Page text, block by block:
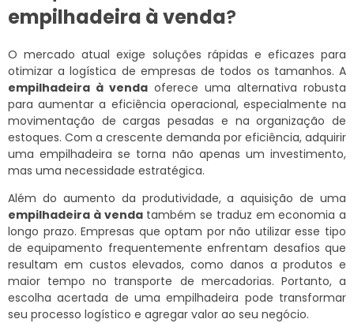
empilhadeira à venda?
O mercado atual exige soluções rápidas e eficazes para
otimizar a logística de empresas de todos os tamanhos. A
empilhadeira à venda oferece uma alternativa robusta
para aumentar a eficiência operacional, especialmente na
movimentação de cargas pesadas e na organização de
estoques. Com a crescente demanda por eficiência, adquirir
uma empilhadeira se torna não apenas um investimento,
mas uma necessidade estratégica.
Além do aumento da produtividade, a aquisição de uma
empilhadeira à vendatambém se traduz em economia a
longo prazo. Empresas que optam por não utilizar esse tipo
de equipamento frequentemente enfrentam desafios que
resultam em custos elevados, como danos a produtos e
maior tempo no transporte de mercadorias. Portanto, a
escolha acertada de uma empilhadeira pode transformar
seu processo logístico e agregar valor ao seu negócio.